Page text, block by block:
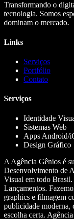
Transformando o
tecnologia. Somos
dominam o mercado.
Links
Serviços
Portfólio
Contato
Serviços
Identidade
Sistemas Web
Apps Android/
Design Gráfico
A Agência Gênios é
Desenvolvimento de
Visual em todo
Lançamentos.
graphics e filmagem
publicidade moderna,
escolha certa.